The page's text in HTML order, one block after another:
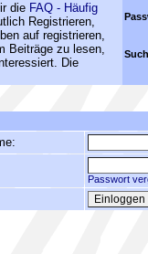
die FAQ - Häufig
Registrieren,
auf registrieren,
Beiträge zu lesen,
Die
Passwort